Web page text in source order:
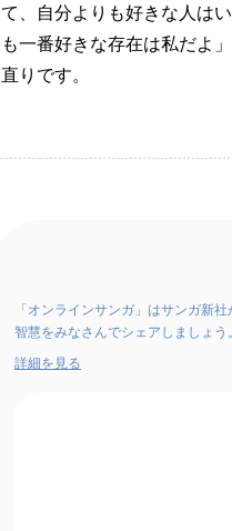
て、自分よりも好きな人は
も一番好きな存在は私だよ
直りです。
「オンラインサンガ」はサンガ新
智慧をみなさんでシェアしましょう。
詳細を見る